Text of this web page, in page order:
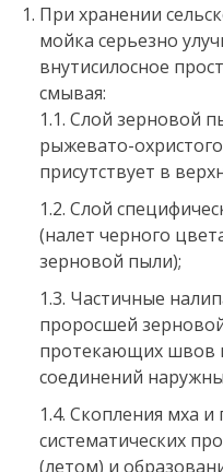
При хранении
мойка серьезно
внутисилосное
смывая:
1.1. Слой зерновой
рыжевато-
присутствует в
1.2. Слой
(налет черного
зерновой пыли);
1.3. Частичные
проросшей
протекающих швов
соединений
1.4. Скопления мха и
систематических
(летом) и